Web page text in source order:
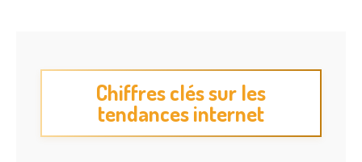
Chiffres clés sur les
tendances internet